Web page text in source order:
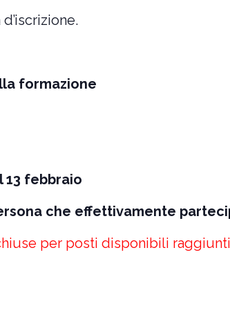
formazione
13 febbraio
che effettivamente
per posti disponibili raggiunti